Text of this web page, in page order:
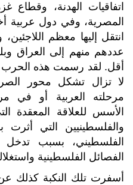
اتفاقيات الهدنة، وقطاع
المصرية، وفي دول عربية
انتقل إليها معظم
عددهم منهم إلى العراق
أقل. لقد رسمت هذه
لا تزال تشكل محور
مرحلته العربية أو في
الأسس للعلاقة المعقدة
والفلسطينيين التي أثرت
الفلسطيني، بسبب تدخل
الفصائل الفلسطينية
أسفرت تلك النكبة كذلك